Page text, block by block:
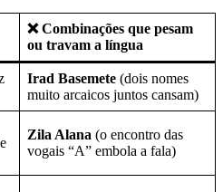
❌ Combinações que pesam
ou travam a língua
Irad Basemete (dois nomes
muito arcaicos juntos cansam)
Zila Alana (o encontro das
vogais “A” embola a fala)